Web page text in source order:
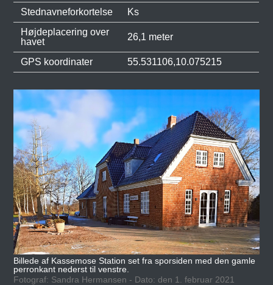
Stednavneforkortelse
Ks
Højdeplacering over
havet
26,1 meter
GPS koordinater 55.531106,10.075215
Billede af Kassemose Station set fra sporsiden med den gamle
perronkant nederst til venstre.
Fotograf: Sandra Hermansen - Dato: den 1. februar 2021